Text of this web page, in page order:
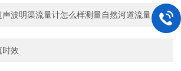
声波明渠流量计怎么样测量自然河道流量
时效